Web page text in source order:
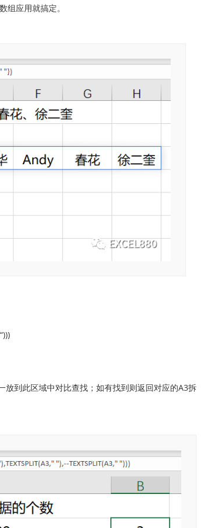
组应用就搞定。
放到此区域中对比查找；如有找到则返回对应的A3拆